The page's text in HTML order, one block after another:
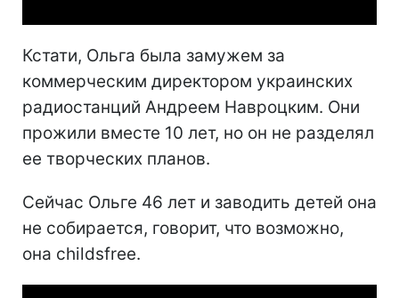
Кстати, Ольга была замужем за
коммерческим директором украинских
радиостанций Андреем Навроцким. Они
прожили вместе 10 лет, но он не разделял
ее творческих планов.
Сейчас Ольге 46 лет и заводить детей она
не собирается, говорит, что возможно,
она childsfree.